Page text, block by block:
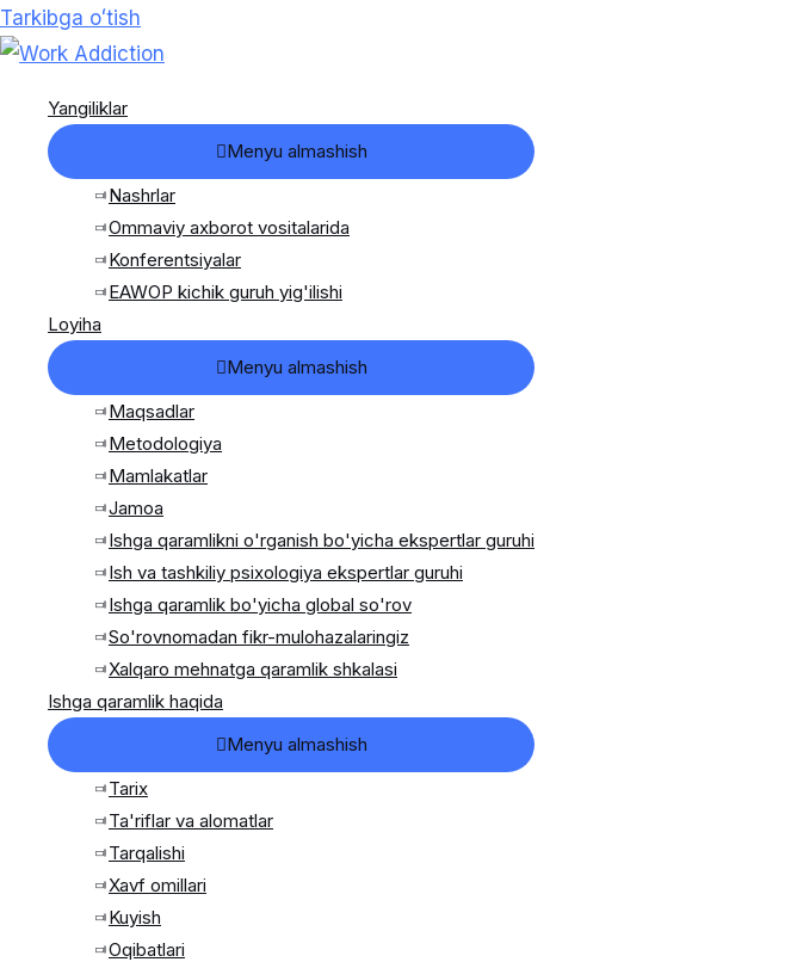
Tarkibga oʻtish
Yangiliklar
Menyu almashish
Nashrlar
Ommaviy axborot vositalarida
Konferentsiyalar
EAWOP kichik guruh yig'ilishi
Loyiha
Menyu almashish
Maqsadlar
Metodologiya
Mamlakatlar
Jamoa
Ishga qaramlikni o'rganish bo'yicha ekspertlar guruhi
Ish va tashkiliy psixologiya ekspertlar guruhi
Ishga qaramlik bo'yicha global so'rov
So'rovnomadan fikr-mulohazalaringiz
Xalqaro mehnatga qaramlik shkalasi
Ishga qaramlik haqida
Menyu almashish
Tarix
Ta'riflar va alomatlar
Tarqalishi
Xavf omillari
Kuyish
Oqibatlari